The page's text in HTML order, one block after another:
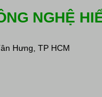
NGHỆ
Hưng, TP HCM